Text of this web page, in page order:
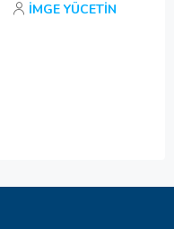
İMGE YÜCETİN